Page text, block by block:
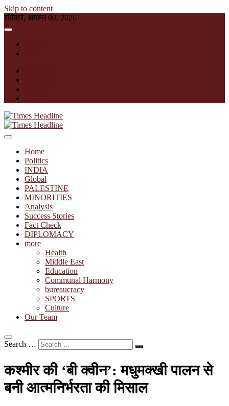
Skip to content
रविवार, अगस्त 09, 2026
Times Headline
Home
Politics
INDIA
Global
PALESTINE
MINORITIES
Analysis
Success Stories
Fact Check
DIPLOMACY
more
Health
Middle East
Education
Communal Harmony
bureaucracy
SPORTS
Culture
Our Team
Search …
कश्मीर की ‘बी क्वीन’: मधुमक्खी पालन से
बनी आत्मनिर्भरता की मिसाल